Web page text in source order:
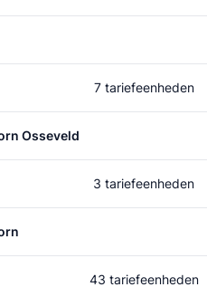
7 tariefeenheden
Osseveld
3 tariefeenheden
43 tariefeenheden